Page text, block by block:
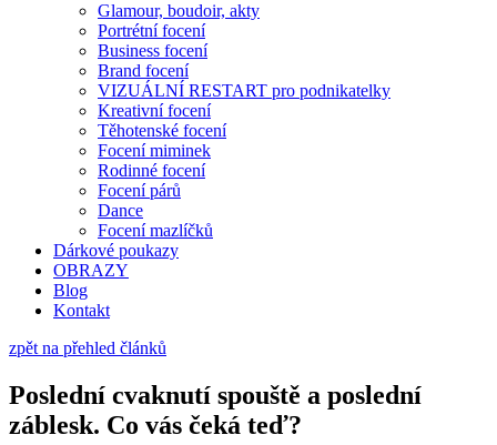
Glamour, boudoir, akty
Portrétní focení
Business focení
Brand focení
VIZUÁLNÍ RESTART pro podnikatelky
Kreativní focení
Těhotenské focení
Focení miminek
Rodinné focení
Focení párů
Dance
Focení mazlíčků
Dárkové poukazy
OBRAZY
Blog
Kontakt
zpět na přehled článků
Poslední cvaknutí spouště a poslední
záblesk. Co vás čeká teď?